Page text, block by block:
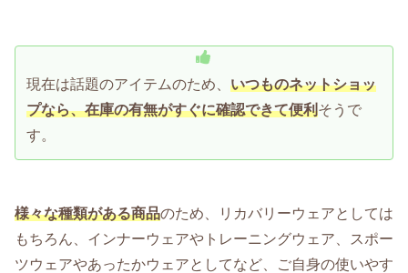
現在は話題のアイテムのため、 いつものネットショッ
プなら、在庫の有無がすぐに確認できて便利そうで
す。
様々な種類がある商品のため、リカバリーウェアとしては
もちろん、インナーウェアやトレーニングウェア、スポー
ツウェアやあったかウェアとしてなど、ご自身の使いやす